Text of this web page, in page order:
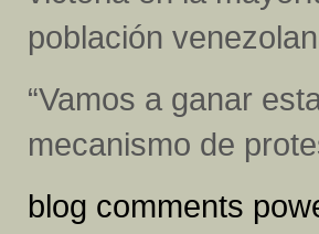
población
“Vamos a ganar
mecanismo de
blog comments